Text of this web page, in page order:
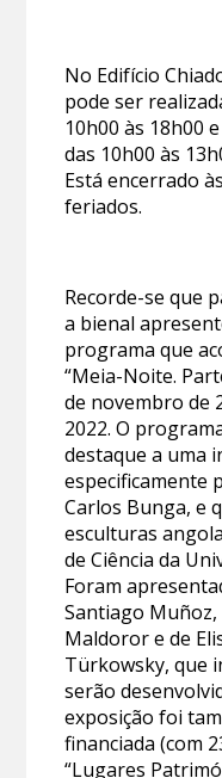
No Edifício
pode ser
10h00 às 18h00
das 10h00 às
Está encerrado
feriados.
Recorde-se que
a bienal
programa que
“Meia-Noite.
de novembro de
2022. O
destaque a uma
especificamente
Carlos Bunga, e
esculturas
de Ciência da
Foram
Santiago
Maldoror e de
Türkowsky, que
serão
exposição foi
financiada (com
“Lugares